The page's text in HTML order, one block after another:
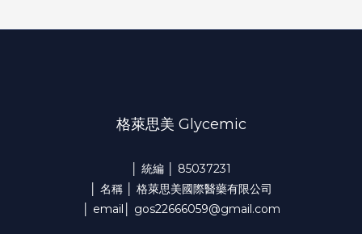
格萊思美 Glycemic
│ 統編 │ 85037231
│ 名稱 │ 格萊思美國際醫藥有限公司
│ email│ gos22666059@gmail.com